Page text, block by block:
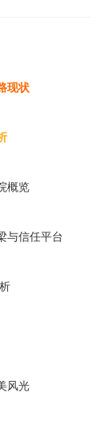
现状
概览
与信任平台
风光